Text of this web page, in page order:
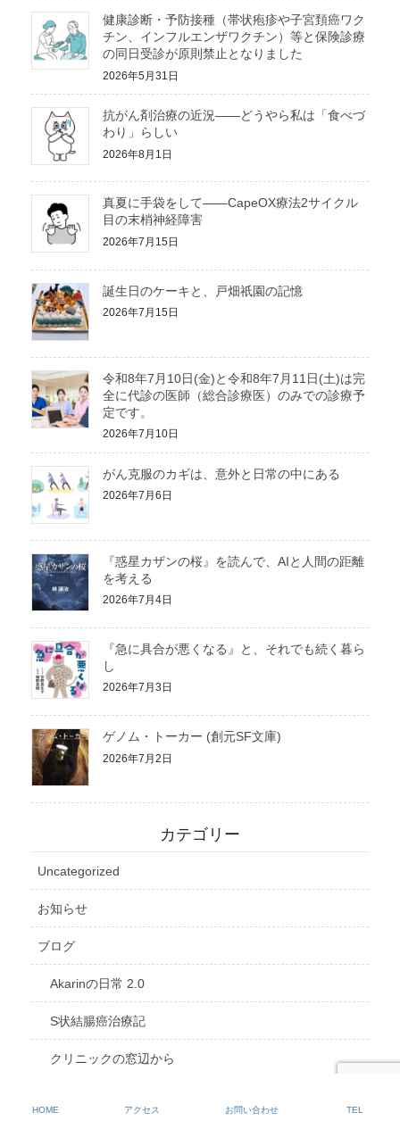
健康診断・予防接種（帯状疱疹や子宮頚癌ワク
チン、インフルエンザワクチン）等と保険診療
の同日受診が原則禁止となりました
2026年5月31日
抗がん剤治療の近況――どうやら私は「食べづ
わり」らしい
2026年8月1日
真夏に手袋をして――CapeOX療法2サイクル
目の末梢神経障害
2026年7月15日
誕生日のケーキと、戸畑祇園の記憶
2026年7月15日
令和8年7月10日(金)と令和8年7月11日(土)は完
全に代診の医師（総合診療医）のみでの診療予
定です。
2026年7月10日
がん克服のカギは、意外と日常の中にある
2026年7月6日
『惑星カザンの桜』を読んで、AIと人間の距離
を考える
2026年7月4日
『急に具合が悪くなる』と、それでも続く暮ら
し
2026年7月3日
ゲノム・トーカー (創元SF文庫)
2026年7月2日
カテゴリー
Uncategorized
お知らせ
ブログ
Akarinの日常 2.0
S状結腸癌治療記
クリニックの窓辺から
HOME アクセス お問い合わせ TEL